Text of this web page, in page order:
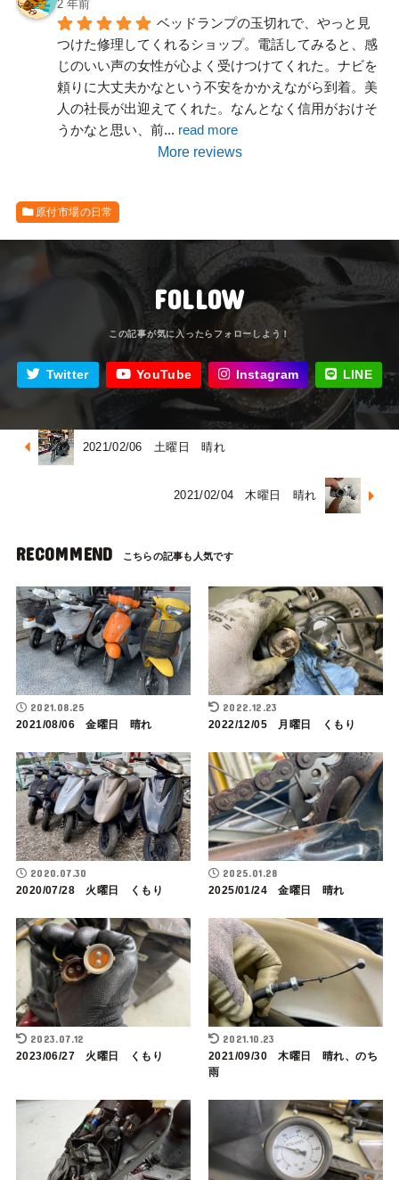
2 年前
ベッドランプの玉切れで、やっと見
つけた修理してくれるショップ。電話してみると、感
じのいい声の女性が心よく受けつけてくれた。ナビを
頼りに大丈夫かなという不安をかかえながら到着。美
人の社長が出迎えてくれた。なんとなく信用がおけそ
うかなと思い、前... read more
More reviews
原付市場の日常
FOLLOW
Twitter YouTube Instagram LINE
2021/02/06 土曜日 晴れ
2021/02/04 木曜日 晴れ
RECOMMEND
2021.08.25
2021/08/06 金曜日 晴れ
2022.12.23
2022/12/05 月曜日 くもり
2020.07.30
2020/07/28 火曜日 くもり
2025.01.28
2025/01/24 金曜日 晴れ
2023.07.12
2023/06/27 火曜日 くもり
2021.10.23
2021/09/30 木曜日 晴れ、のち
雨